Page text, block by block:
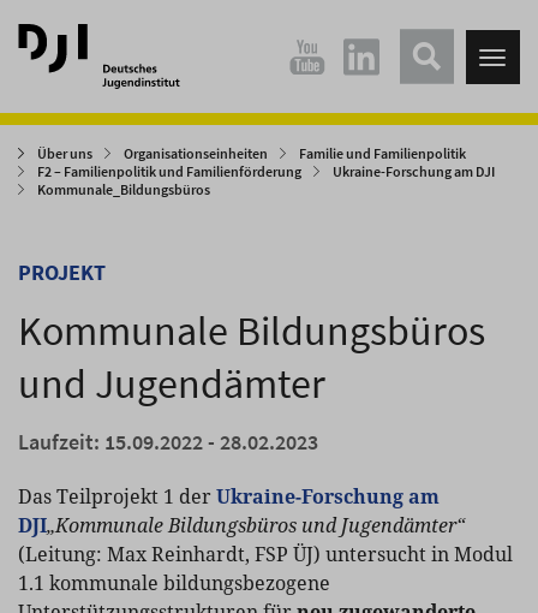
Direkt
zum
Hauptinhalt
Direkt
zum
Hauptmenü
Über uns Organisationseinheiten
Familie und Familienpolitik
F2 – Familienpolitik und Familienförderung
Ukraine-Forschung am DJI
Kommunale_Bildungsbüros
PROJEKT
Kommunale Bildungsbüros
und Jugendämter
Laufzeit: 15.09.2022 - 28.02.2023
Das Teilprojekt 1 der Ukraine-Forschung am
DJI„Kommunale Bildungsbüros und Jugendämter“
(Leitung: Max Reinhardt, FSP ÜJ) untersucht in Modul
1.1 kommunale bildungsbezogene